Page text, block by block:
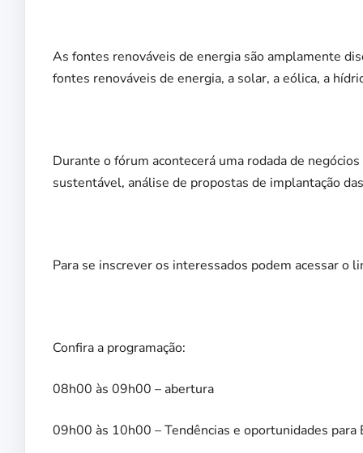
As fontes renováveis de energia são amplamente
fontes renováveis de energia, a solar, a eólica, a
Durante o fórum acontecerá uma rodada de
sustentável, análise de propostas de implantação
Para se inscrever os interessados podem acessar o
Confira a programação:
08h00 às 09h00 – abertura
09h00 às 10h00 – Tendências e oportunidades para